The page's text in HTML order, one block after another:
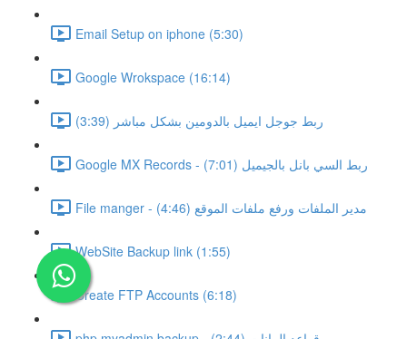
Email Setup on iphone (5:30)
Google Wrokspace (16:14)
ربط جوجل ايميل بالدومين بشكل مباشر (3:39)
Google MX Records - ربط السي بانل بالجيميل (7:01)
File manger - مدير الملفات ورفع ملفات الموقع (4:46)
WebSite Backup link (1:55)
Create FTP Accounts (6:18)